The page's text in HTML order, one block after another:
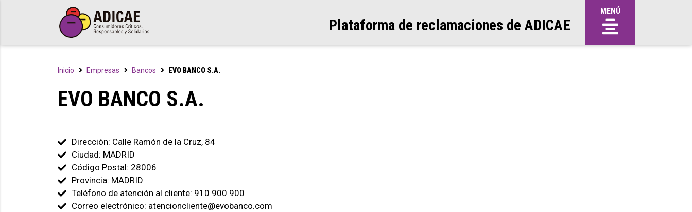
Plataforma de reclamaciones de ADICAE
MENÚ
Inicio Empresas Bancos EVO BANCO S.A.
EVO BANCO S.A.
Dirección: Calle Ramón de la Cruz, 84
Ciudad: MADRID
Código Postal: 28006
Provincia: MADRID
Teléfono de atención al cliente: 910 900 900
Correo electrónico: atencioncliente@evobanco.com